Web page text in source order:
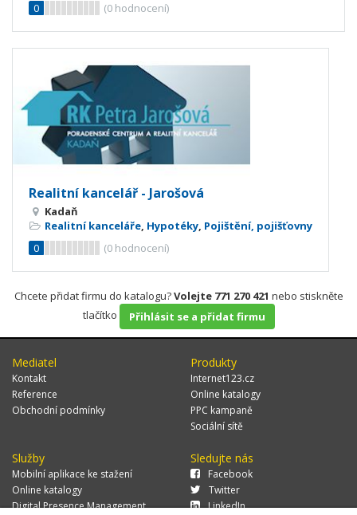
0
(0 hodnocení)
Realitní kancelář - Jarošová
Kadaň
Realitní kanceláře, Hypotéky, Pojištění, pojišťovny
0
(0 hodnocení)
Chcete přidat firmu do katalogu?Volejte 771 270 421 nebo stiskněte
tlačítko
Přihlásit se a přidat firmu
Mediatel
Kontakt
Reference
Obchodní podmínky
Produkty
Internet123.cz
Online katalogy
PPC kampaně
Sociální sítě
Služby
Mobilní aplikace ke stažení
Online katalogy
Digital Presence Management
Sledujte nás
Facebook
Twitter
LinkedIn